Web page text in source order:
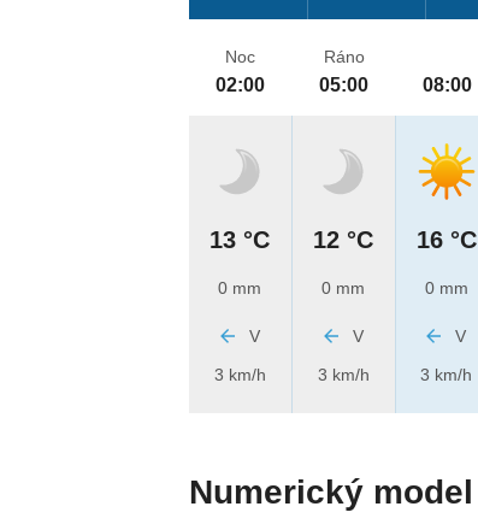
Noc
02:00
13 °C
0 mm
V
3 km/h
Ráno
05:00
12 °C
0 mm
V
3 km/h
08:00
16 °C
0 mm
V
3 km/h
Numerický model